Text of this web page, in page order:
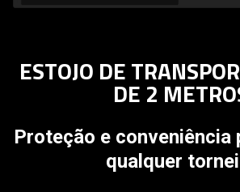
ESTOJO DE
DE 2
Proteção e conveniência
qualquer